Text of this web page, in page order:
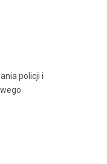
policji i